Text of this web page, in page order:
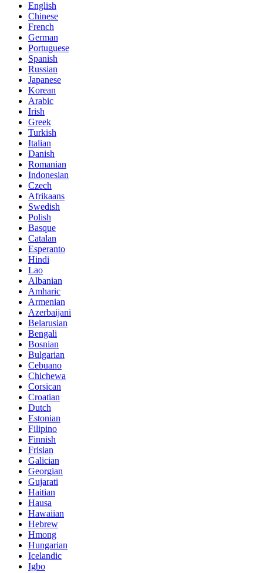
English
Chinese
French
German
Portuguese
Spanish
Russian
Japanese
Korean
Arabic
Irish
Greek
Turkish
Italian
Danish
Romanian
Indonesian
Czech
Afrikaans
Swedish
Polish
Basque
Catalan
Esperanto
Hindi
Lao
Albanian
Amharic
Armenian
Azerbaijani
Belarusian
Bengali
Bosnian
Bulgarian
Cebuano
Chichewa
Corsican
Croatian
Dutch
Estonian
Filipino
Finnish
Frisian
Galician
Georgian
Gujarati
Haitian
Hausa
Hawaiian
Hebrew
Hmong
Hungarian
Icelandic
Igbo